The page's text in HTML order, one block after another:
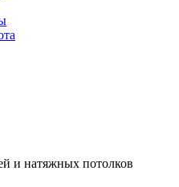
и натяжных потолков